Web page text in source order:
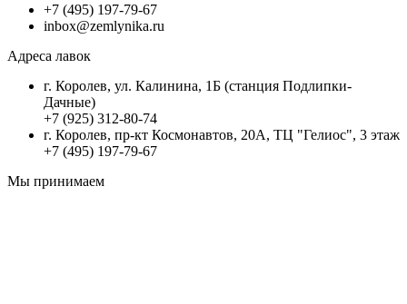
+7 (495) 197-79-67
inbox@zemlynika.ru
Адреса лавок
г. Королев, ул. Калинина, 1Б (станция Подлипки-
Дачные)
+7 (925) 312-80-74
г. Королев, пр-кт Космонавтов, 20А, ТЦ "Гелиос", 3 этаж
+7 (495) 197-79-67
Мы принимаем